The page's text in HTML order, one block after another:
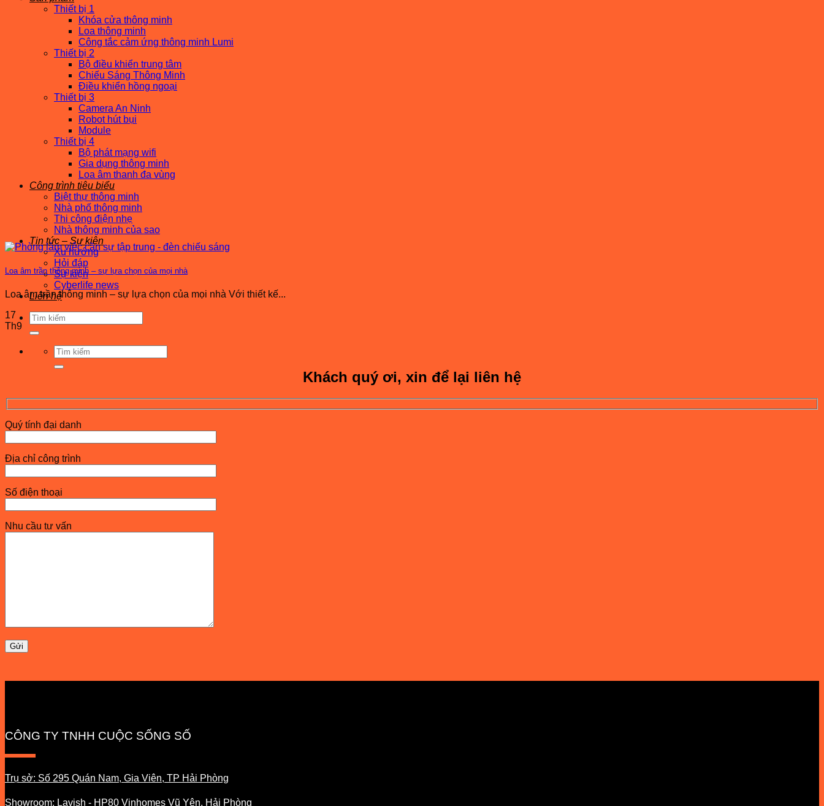
Thiết bị 1
Khóa cửa thông minh
Loa thông minh
Công tắc cảm ứng thông minh Lumi
Thiết bị 2
Bộ điều khiển trung tâm
Chiếu Sáng Thông Minh
Điều khiển hồng ngoại
Thiết bị 3
Camera An Ninh
Robot hút bụi
Module
Thiết bị 4
Bộ phát mạng wifi
Gia dụng thông minh
Loa âm thanh đa vùng
Công trình tiêu biểu
Biệt thự thông minh
Nhà phố thông minh
Thi công điện nhẹ
Nhà thông minh của sao
Tin tức – Sự kiện
Xu hướng
Hỏi đáp
Sự kiện
Cyberlife news
Liên hệ
Tìm
kiếm:
Tìm
kiếm:
Loa âm trần thông minh – sự lựa chọn của mọi nhà
Loa âm trần thông minh – sự lựa chọn của mọi nhà Với thiết kế...
17
Th9
Khách quý ơi, xin để lại liên hệ
Quý tính đại danh
Địa chỉ công trình
Số điện thoại
Nhu cầu tư vấn
CÔNG TY TNHH CUỘC SỐNG SỐ
Trụ sở: Số 295 Quán Nam, Gia Viên, TP Hải Phòng
Showroom: Lavish - HP80 Vinhomes Vũ Yên, Hải Phòng